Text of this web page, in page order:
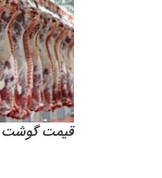
قیمت گوشت